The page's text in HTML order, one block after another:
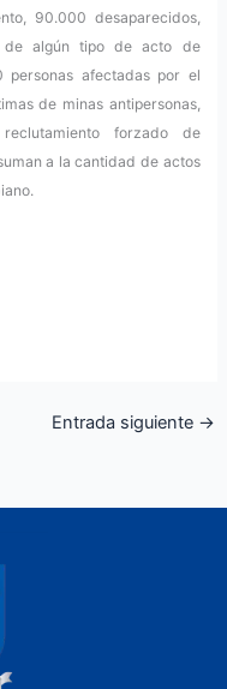
90.000 desaparecidos,
de algún tipo de acto de
personas afectadas por el
de minas antipersonas,
forzado de
a la cantidad de actos
Entrada siguiente →